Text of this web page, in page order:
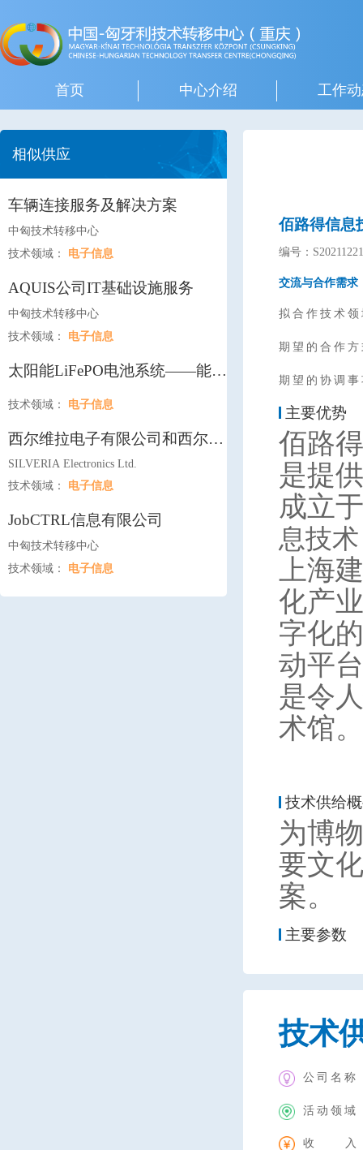
首页 中心介绍 工作
佰路得信息
编号：
交流与合作需求
拟合作技术
期望的合作
期望的协调
主要优势
佰路
是提
成立
息技
上海
化产
字化
动平
是令
术馆
技术供给
为博
要文
案。
主要参数
技术
公司名称
活动领域
收 入
相似供应
车辆连接服务及解决方案
中匈技术转移中心
技术领域： 电子信息
AQUIS公司IT基础设施服务
中匈技术转移中心
技术领域： 电子信息
太阳能LiFePO电池系统——能量
技术领域： 电子信息
西尔维拉电子有限公司和西尔维
拉原型设计制造有限公司
SILVERIA Electronics Ltd.
技术领域： 电子信息
JobCTRL信息有限公司
中匈技术转移中心
技术领域： 电子信息